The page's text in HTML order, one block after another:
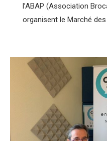
l’ABAP (Association
organisent le Marché des